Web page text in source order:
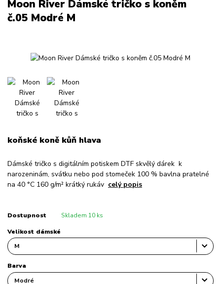
Moon River Dámské tričko s koněm
č.05 Modré M
koňské koně kůň hlava
Dámské tričko s digitálním potiskem DTF skvělý dárek k
narozeninám, svátku nebo pod stomeček 100 % bavlna pratelné
na 40 °C 160 g/m² krátký rukáv celý popis
Dostupnost Skladem 10 ks
Velikost dámské
Barva